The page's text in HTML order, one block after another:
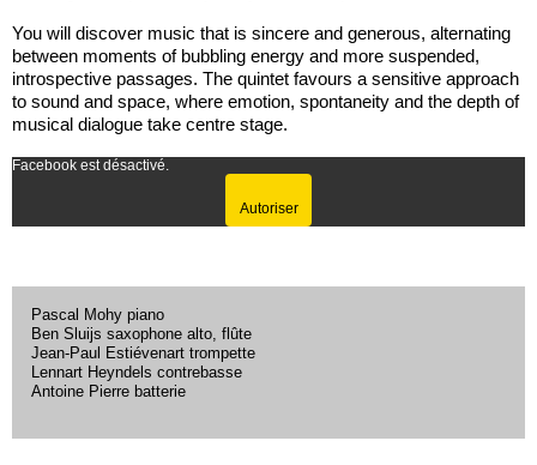
You will discover music that is sincere and generous, alternating
between moments of bubbling energy and more suspended,
introspective passages. The quintet favours a sensitive approach
to sound and space, where emotion, spontaneity and the depth of
musical dialogue take centre stage.
Facebook est désactivé.
Autoriser
Pascal Mohy piano
Ben Sluijs saxophone alto, flûte
Jean-Paul Estiévenart trompette
Lennart Heyndels contrebasse
Antoine Pierre batterie